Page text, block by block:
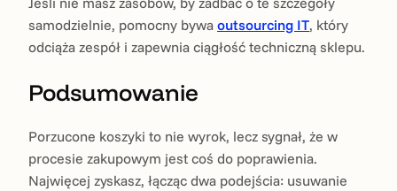
samodzielnie, pomocny bywa outsourcing IT, który
odciąża zespół i zapewnia ciągłość techniczną sklepu.
Podsumowanie
Porzucone koszyki to nie wyrok, lecz sygnał, że w
procesie zakupowym jest coś do poprawienia.
Najwięcej zyskasz, łącząc dwa podejścia: usuwanie